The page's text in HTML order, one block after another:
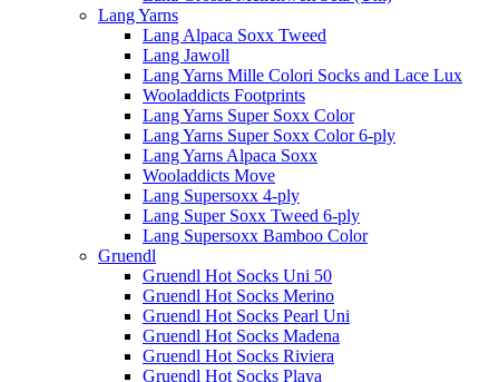
Lang Yarns
Lang Alpaca Soxx Tweed
Lang Jawoll
Lang Yarns Mille Colori Socks and Lace Lux
Wooladdicts Footprints
Lang Yarns Super Soxx Color
Lang Yarns Super Soxx Color 6-ply
Lang Yarns Alpaca Soxx
Wooladdicts Move
Lang Supersoxx 4-ply
Lang Super Soxx Tweed 6-ply
Lang Supersoxx Bamboo Color
Gruendl
Gruendl Hot Socks Uni 50
Gruendl Hot Socks Merino
Gruendl Hot Socks Pearl Uni
Gruendl Hot Socks Madena
Gruendl Hot Socks Riviera
Gruendl Hot Socks Playa